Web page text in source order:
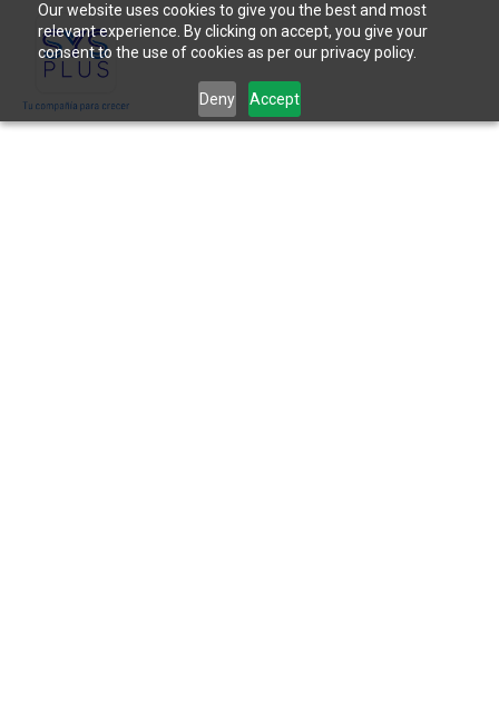
Our website uses cookies to give you the best and most
relevant experience. By clicking on accept, you give your
consent to the use of cookies as per our privacy policy.
Deny Accept